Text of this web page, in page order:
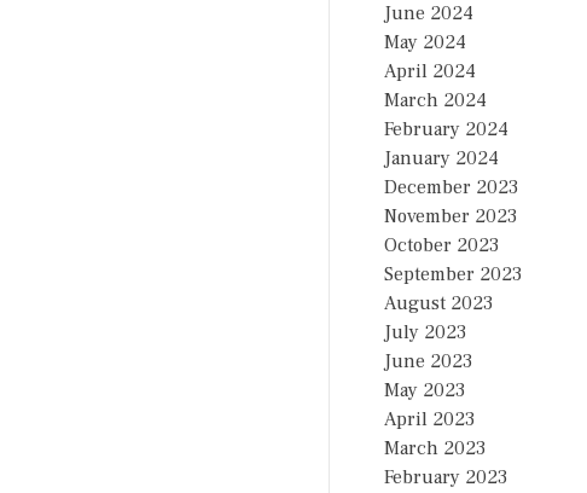
June 2024
May 2024
April 2024
March 2024
February 2024
January 2024
December 2023
November 2023
October 2023
September 2023
August 2023
July 2023
June 2023
May 2023
April 2023
March 2023
February 2023